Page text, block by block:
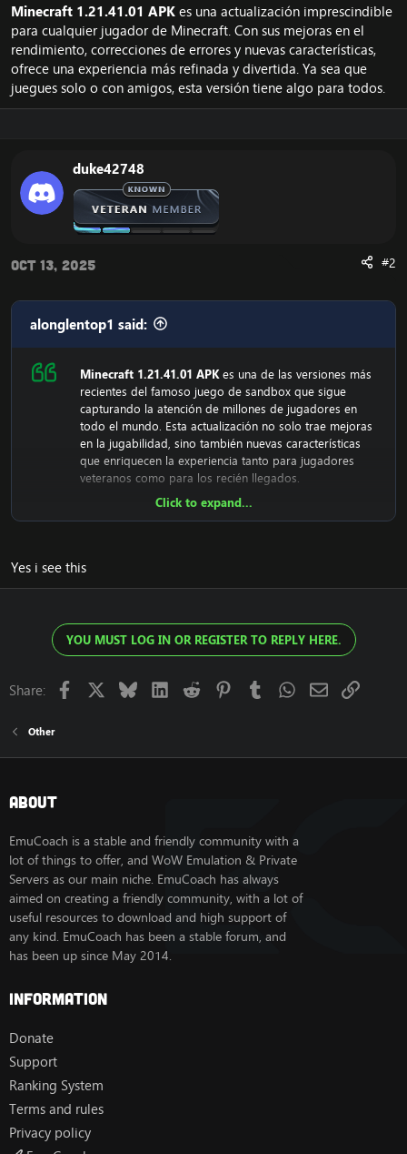
Minecraft 1.21.41.01 APKes una actualización imprescindible
para cualquier jugador de Minecraft. Con sus mejoras en el
rendimiento, correcciones de errores y nuevas características,
ofrece una experiencia más refinada y divertida. Ya sea que
juegues solo o con amigos, esta versión tiene algo para todos.
duke42748
Oct 13, 2025 #2
alonglentop1 said:
Minecraft 1.21.41.01 APK es una de las versiones más
recientes del famoso juego de sandbox que sigue
capturando la atención de millones de jugadores en
todo el mundo. Esta actualización no solo trae mejoras
en la jugabilidad, sino también nuevas características
que enriquecen la experiencia tanto para jugadores
veteranos como para los recién llegados.
En esta versión, Mojang Studios se ha enfocado en
sea aún más dinámico y emocionante. A continuación,
DOWNLOAD NOW
Minecraft
1.21.41.01 APK
1.21.41.01 APK​
Uno de los cambios más destacados de esta versión es
la mejora significativa en el rendimiento
especialmente en dispositivos móviles. Los tiempos de
carga han sido reducidos, y el juego ahora se ejecuta
de manera más fluida incluso en teléfonos de gama
media o baja. Esto asegura que más jugadores puedan
disfrutar de la experiencia completa de Minecraft sin
sufrir retrasos o caídas de FPS.
relacionados con la IA de los mobs, el comportamiento
de los bloques y la estabilidad en partidas
multijugador. Estas correcciones permiten que los
jugadores disfruten de una experiencia más estable, sin
Click to expand...
Yes i see this
YOU MUST LOG IN OR REGISTER TO REPLY HERE.
Share: Facebook BlueskyLinkedIn
Reddit PinterestTumblrWhatsApp
EmailLink
Other
About
EmuCoach is a stable and friendly community with a
lot of things to offer, and WoW Emulation & Private
Servers as our main niche. EmuCoach has always
aimed on creating a friendly community, with a lot of
useful resources to download and high support of
any kind. EmuCoach has been a stable forum, and
has been up since May 2014.
Information
Donate
Support
Ranking System
Terms and rules
Privacy policy